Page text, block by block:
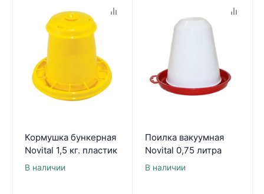
Кормушка бункерная
Novital 1,5 кг. пластик
В наличии
Поилка вакуумная
Novital 0,75 литра
В наличии